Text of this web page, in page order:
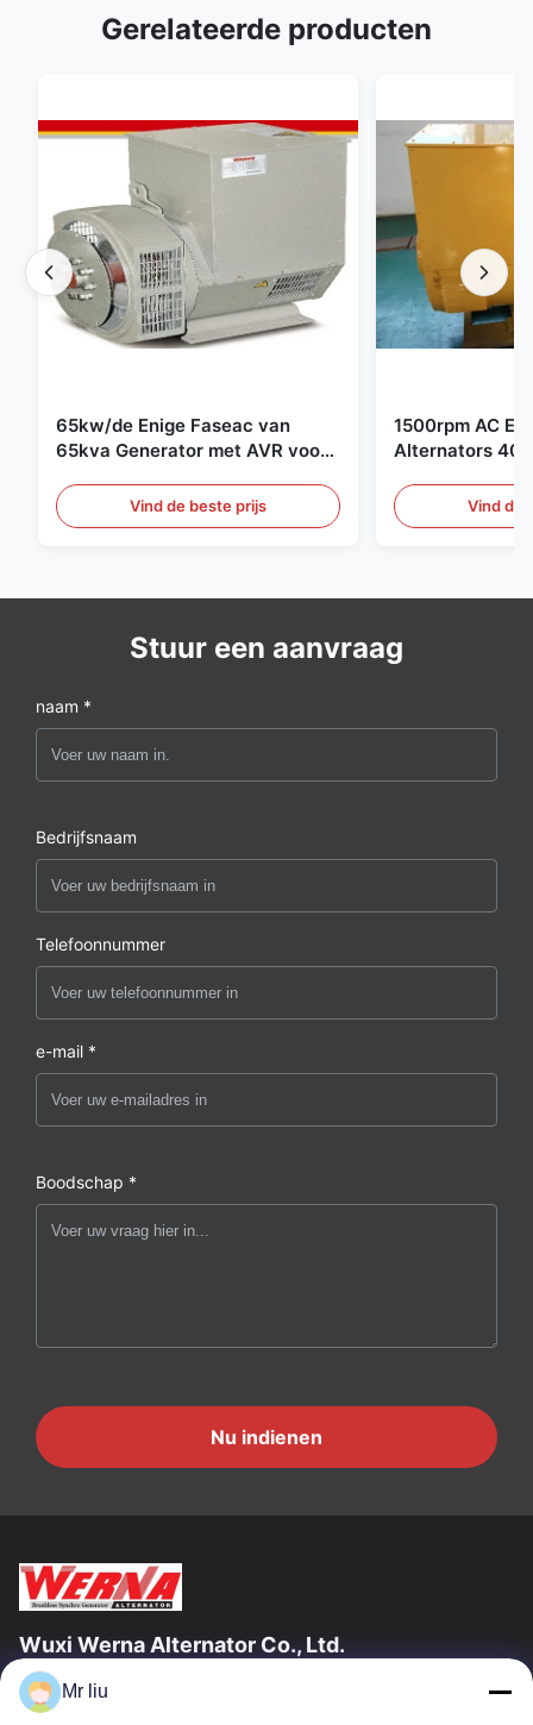
Gerelateerde producten
65kw/de Enige Faseac van
65kva Generator met AVR voor
Vind de beste prijs
1500rpm AC
Alternators
Vind de
Stuur een aanvraag
naam *
Bedrijfsnaam
Telefoonnummer
e-mail *
Boodschap *
Nu indienen
Wuxi Werna Alternator Co., Ltd.
Snelle Links
Mr liu